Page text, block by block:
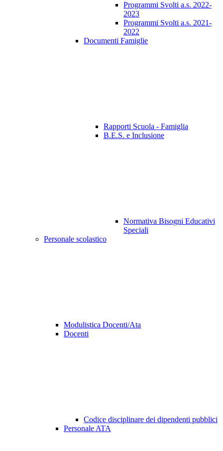
Programmi Svolti a.s. 2022-
2023
Programmi Svolti a.s. 2021-
2022
Documenti Famiglie
Rapporti Scuola - Famiglia
B.E.S. e Inclusione
Normativa Bisogni Educativi
Speciali
Personale scolastico
Modulistica Docenti/Ata
Docenti
Codice disciplinare dei dipendenti pubblici
Personale ATA